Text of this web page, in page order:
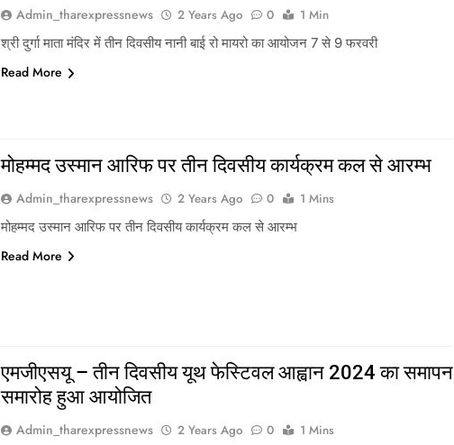
Admin_tharexpressnews 2 Years Ago 0
1 Min
श्री दुर्गा माता मंदिर में तीन दिवसीय नानी बाई रो मायरो का आयोजन 7 से 9 फरवरी
Read More
मोहम्मद उस्मान आरिफ पर तीन दिवसीय कार्यक्रम कल से आरम्भ
Admin_tharexpressnews 2 Years Ago 0
1 Mins
मोहम्मद उस्मान आरिफ पर तीन दिवसीय कार्यक्रम कल से आरम्भ
Read More
एमजीएसयू – तीन दिवसीय यूथ फेस्टिवल आह्वान 2024 का समापन
समारोह हुआ आयोजित
Admin_tharexpressnews 2 Years Ago 0
1 Mins